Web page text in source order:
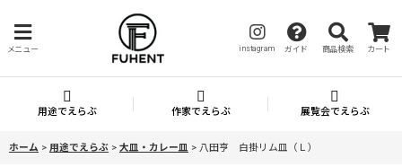
メニュー instagram ガイド 商品検索 カート
用途でえらぶ 作家でえらぶ 展覧会でえらぶ
ホーム > 用途でえらぶ > 大皿・カレー皿 > 八田亨 白掛リム皿（Ｌ）